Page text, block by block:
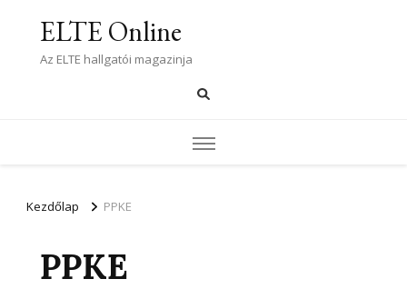
ELTE Online
Az ELTE hallgatói magazinja
Kezdőlap PPKE
PPKE